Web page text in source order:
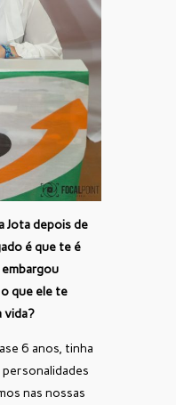
Jota depois de
é que te é
que ele te
vida?
6 anos, tinha
nas nossas